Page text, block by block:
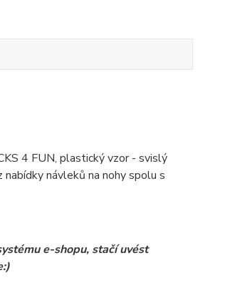
4 FUN, plastický vzor - svislý
návleků na nohy spolu s
e-shopu, stačí uvést